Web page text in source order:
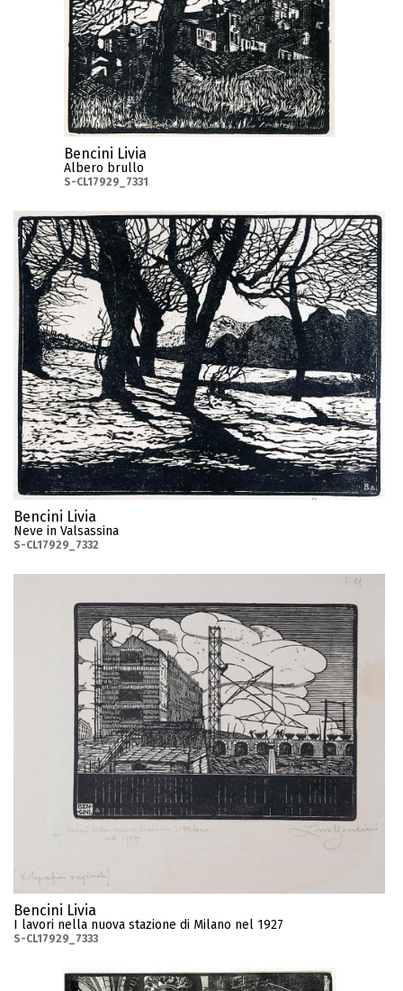
Bencini Livia
Albero brullo
S-CL17929_7331
Bencini Livia
Neve in Valsassina
S-CL17929_7332
Bencini Livia
I lavori nella nuova stazione di Milano nel 1927
S-CL17929_7333